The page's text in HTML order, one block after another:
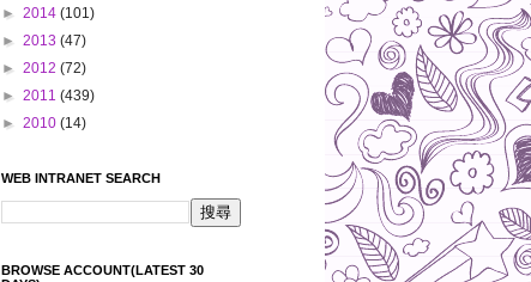
► 2014 (101)
► 2013 (47)
► 2012 (72)
► 2011 (439)
► 2010 (14)
WEB INTRANET SEARCH
BROWSE ACCOUNT(LATEST 30